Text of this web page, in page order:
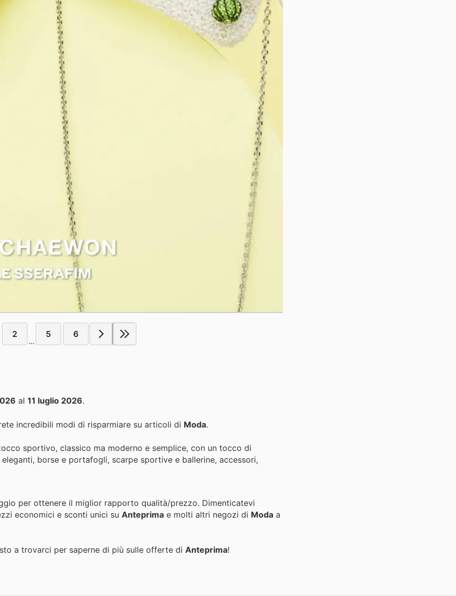
2
...
5 6
al 11 luglio 2026.
incredibili modi di risparmiare su articoli di Moda.
sportivo, classico ma moderno e semplice, con un tocco di
borse e portafogli, scarpe sportive e ballerine, accessori,
per ottenere il miglior rapporto qualità/prezzo. Dimenticatevi
economici e sconti unici su Anteprima e molti altri negozi di Moda a
a trovarci per saperne di più sulle offerte di Anteprima!